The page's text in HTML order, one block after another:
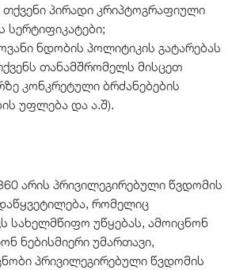
პირადი კრიპტოგრაფიული
ნდობის პოლიტიკის გატარებას
თანამშრომელს მისცეთ
კონკრეტული ბრძანებების
უფლება და ა.შ).
არის პრივილეგირებული წვდომის
რომელიც
სახელმწიფო უწყებას, ამოიცნონ
ნებისმიერი უმართავი,
პრივილეგირებული წვდომის